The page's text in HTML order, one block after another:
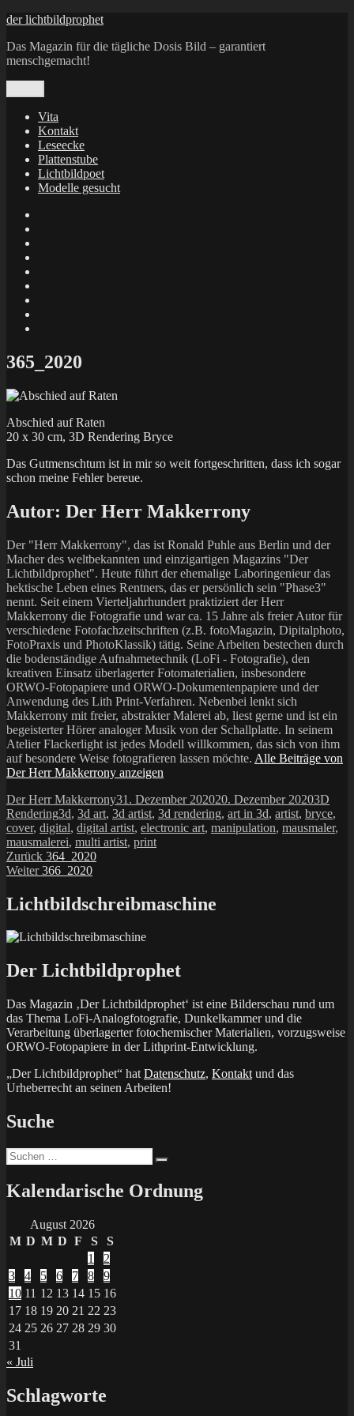
Zum
springen
der lichtbildprophet
Das Magazin für die tägliche Dosis Bild – garantiert
menschgemacht!
Vita
Kontakt
Leseecke
Plattenstube
Lichtbildpoet
Modelle gesucht
at
Instagram
365_2020
Abschied auf Raten
20 x 30 cm, 3D Rendering Bryce
Das Gutmenschtum ist in mir so weit fortgeschritten, dass ich sogar
schon meine Fehler bereue.
Autor: Der Herr Makkerrony
Der "Herr Makkerrony", das ist Ronald Puhle aus Berlin und der
Macher des weltbekannten und einzigartigen Magazins "Der
Lichtbildprophet". Heute führt der ehemalige Laboringenieur das
hektische Leben eines Rentners, das er persönlich sein "Phase3"
nennt. Seit einem Vierteljahrhundert praktiziert der Herr
Makkerrony die Fotografie und war ca. 15 Jahre als freier Autor für
verschiedene Fotofachzeitschriften (z.B. fotoMagazin, Dipitalphoto,
FotoPraxis und PhotoKlassik) tätig. Seine Arbeiten bestechen durch
die bodenständige Aufnahmetechnik (LoFi - Fotografie), den
kreativen Einsatz überlagerter Fotomaterialien, insbesondere
ORWO-Fotopapiere und ORWO-Dokumentenpapiere und der
Anwendung des Lith Print-Verfahren. Nebenbei lenkt sich
Makkerrony mit freier, abstrakter Malerei ab, liest gerne und ist ein
begeisterter Hörer analoger Musik von der Schallplatte. In seinem
Atelier Flackerlight ist jedes Modell willkommen, das sich von ihm
auf besondere Weise fotografieren lassen möchte. Alle Beiträge von
Der Herr Makkerrony anzeigen
Autor
Der Herr MakkerronyVeröffentlicht
am
31. Dezember 202020. Dezember 20203D
RenderingSchlagwörter
3d, 3d art, 3d artist, 3d rendering, art in 3d, artist, bryce,
cover, digital, digital artist, electronic art, manipulation, mausmaler,
mausmalerei, multi artist, print
Beitragsnavigation
Zurück Vorheriger
Beitrag:
364_2020
Weiter Nächster
366_2020
Lichtbildschreibmaschine
Der Lichtbildprophet
Das Magazin ‚Der Lichtbildprophet‘ ist eine Bilderschau rund um
das Thema LoFi-Analogfotografie, Dunkelkammer und die
Verarbeitung überlagerter fotochemischer Materialien, vorzugsweise
ORWO-Fotopapiere in der Lithprint-Entwicklung.
„Der Lichtbildprophet“ hat Datenschutz, Kontakt und das
Urheberrecht an seinen Arbeiten!
Suche
Suchen
nach:
Kalendarische Ordnung
August 2026
M D M D F S
S
1
2
3
4 5 6 7 8
9
10 11 12 13 14 15 16
17 18 19 20 21 22 23
24 25 26 27 28 29 30
31
« Juli
Schlagworte